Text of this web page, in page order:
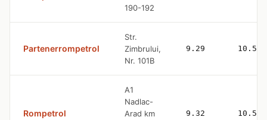
190-192
Partenerrompetrol
Str.
Zimbrului,
Nr. 101B
9.29 10.59
Rompetrol
A1
Nadlac-
Arad km
9.32 10.59